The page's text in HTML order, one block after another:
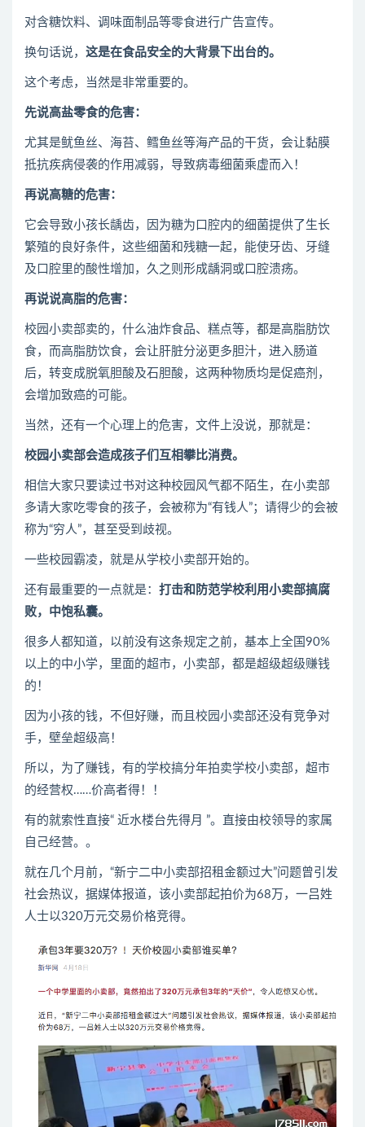
对含糖饮料、调味面制品等零食进行广告宣传。
换句话说， 这是在食品安全的大背景下出台的。
这个考虑，当然是非常重要的。
先说高盐零食的危害：
尤其是鱿鱼丝、海苔、鳕鱼丝等海产品的干货，会让黏膜
抵抗疾病侵袭的作用减弱，导致病毒细菌乘虚而入！
再说高糖的危害：
它会导致小孩长龋齿，因为糖为口腔内的细菌提供了生长
繁殖的良好条件，这些细菌和残糖一起，能使牙齿、牙缝
及口腔里的酸性增加，久之则形成龋洞或口腔溃疡。
再说说高脂的危害：
校园小卖部卖的，什么油炸食品、糕点等，都是高脂肪饮
食，而高脂肪饮食，会让肝脏分泌更多胆汁，进入肠道
后，转变成脱氧胆酸及石胆酸，这两种物质均是促癌剂，
会增加致癌的可能。
当然，还有一个心理上的危害，文件上没说，那就是：
校园小卖部会造成孩子们互相攀比消费。
相信大家只要读过书对这种校园风气都不陌生，在小卖部
多请大家吃零食的孩子，会被称为“有钱人”；请得少的会被
称为“穷人”，甚至受到歧视。
一些校园霸凌，就是从学校小卖部开始的。
还有最重要的一点就是： 打击和防范学校利用小卖部搞腐
败，中饱私囊。
很多人都知道，以前没有这条规定之前，基本上全国90%
以上的中小学，里面的超市，小卖部，都是超级超级赚钱
的！
因为小孩的钱，不但好赚，而且校园小卖部还没有竞争对
手，壁垒超级高！
所以，为了赚钱，有的学校搞分年拍卖学校小卖部，超市
的经营权……价高者得！！
有的就索性直接“ 近水楼台先得月 ”。直接由校领导的家属
自己经营。。
就在几个月前，“新宁二中小卖部招租金额过大”问题曾引发
社会热议，据媒体报道，该小卖部起拍价为68万，一吕姓
人士以320万元交易价格竞得。